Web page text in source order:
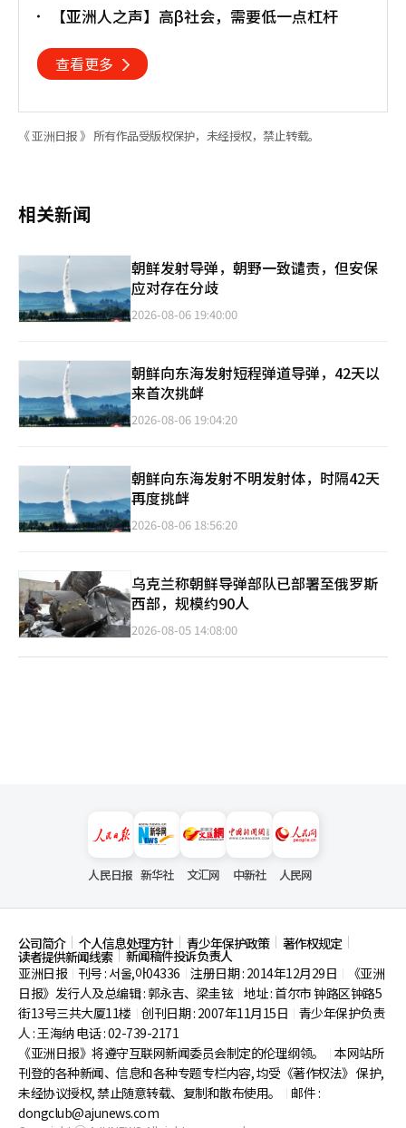
【亚洲人之声】高β社会，需要低一点杠杆
查看更多
《 亚洲日报 》 所有作品受版权保护，未经授权，禁止转载。
相关新闻
朝鲜发射导弹，朝野一致谴责，但安保
应对存在分歧
2026-08-06 19:40:00
朝鲜向东海发射短程弹道导弹，42天以
来首次挑衅
2026-08-06 19:04:20
朝鲜向东海发射不明发射体，时隔42天
再度挑衅
2026-08-06 18:56:20
乌克兰称朝鲜导弹部队已部署至俄罗斯
西部，规模约90人
2026-08-05 14:08:00
人民日报 新华社 文汇网 中新社 人民网
公司简介 个人信息处理方针 青少年保护政策 著作权规定
读者提供新闻线索
新闻稿件投诉负责人
亚洲日报
刊号 : 서울,아04336 注册日期 : 2014年12月29日
《亚洲
日报》发行人及总编辑 : 郭永吉、梁圭铉 地址 : 首尔市钟路区钟路5
街13号三共大厦11楼 创刊日期 : 2007年11月15日
青少年保护负责
人 : 王海纳 电话 : 02-739-2171
《亚洲日报》将遵守互联网新闻委员会制定的伦理纲领。
本网站所
刊登的各种新闻、信息和各种专题专栏内容, 均受《著作权法》 保护,
未经协议授权, 禁止随意转载、复制和散布使用。
邮件 :
dongclub@ajunews.com